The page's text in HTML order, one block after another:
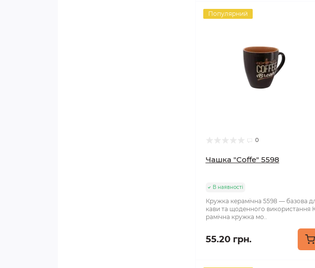
Популярний
0
Чашка "Coffe" 5598
В наявності
Кружка керамічна 5598 — базова
кави та щоденного використання
рамічна кружка мо..
55.20 грн.